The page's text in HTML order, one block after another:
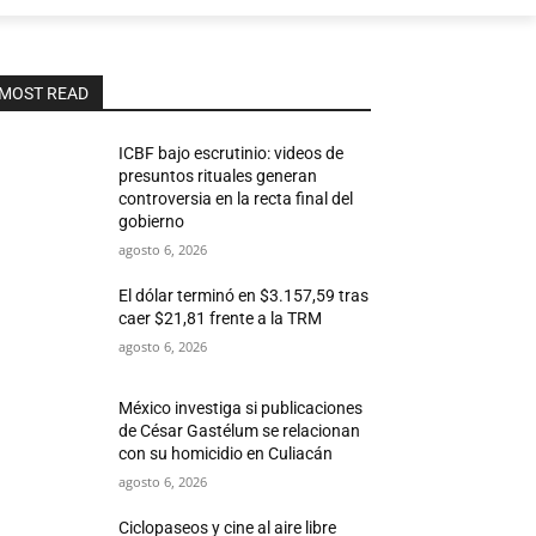
READ
ICBF bajo escrutinio: videos de
presuntos rituales generan
controversia en la recta final del
gobierno
agosto 6, 2026
El dólar terminó en $3.157,59 tras
caer $21,81 frente a la TRM
agosto 6, 2026
México investiga si publicaciones
de César Gastélum se relacionan
con su homicidio en Culiacán
agosto 6, 2026
Ciclopaseos y cine al aire libre